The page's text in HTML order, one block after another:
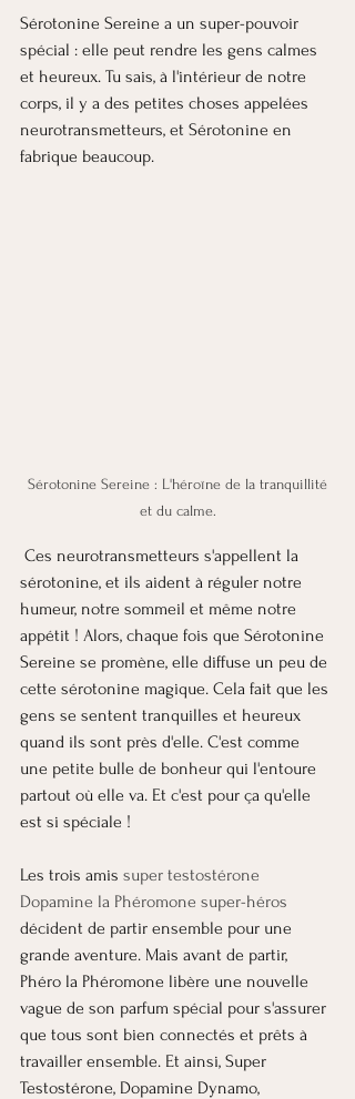
Sérotonine Sereine a un super-pouvoir
spécial : elle peut rendre les gens calmes
et heureux. Tu sais, à l'intérieur de notre
corps, il y a des petites choses appelées
neurotransmetteurs, et Sérotonine en
fabrique beaucoup.
et du calme.
sérotonine, et ils aident à réguler notre
humeur, notre sommeil et même notre
appétit ! Alors, chaque fois que Sérotonine
Sereine se promène, elle diffuse un peu de
cette sérotonine magique. Cela fait que les
gens se sentent tranquilles et heureux
quand ils sont près d'elle. C'est comme
une petite bulle de bonheur qui l'entoure
partout où elle va. Et c'est pour ça qu'elle
est si spéciale !
Les trois amis super testostérone
Dopamine la Phéromone super-héros
décident de partir ensemble pour une
grande aventure. Mais avant de partir,
Phéro la Phéromone libère une nouvelle
vague de son parfum spécial pour s'assurer
que tous sont bien connectés et prêts à
travailler ensemble. Et ainsi, Super
Testostérone, Dopamine Dynamo,